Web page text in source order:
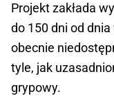
Projekt zakłada
do 150 dni od
obecnie
tyle, jak
grypowy.